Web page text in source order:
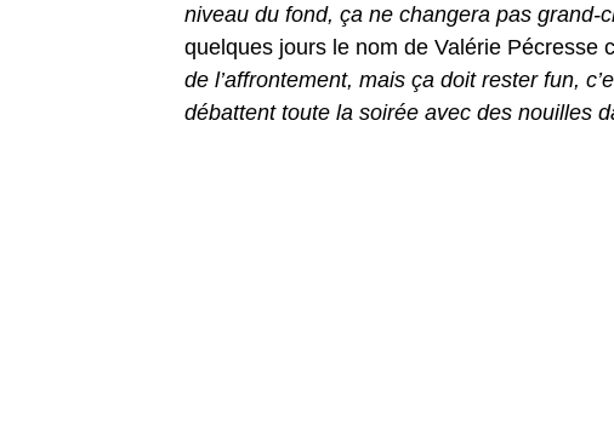
niveau du fond, ça ne changera pas grand-
quelques jours le nom de Valérie Pécresse
de l’affrontement, mais ça doit rester fun,
débattent toute la soirée avec des nouilles